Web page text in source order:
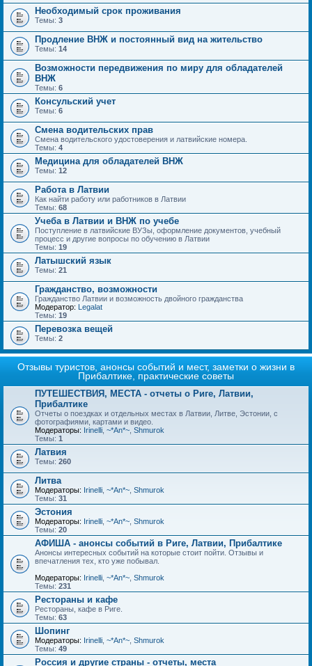
Необходимый срок проживания
Темы: 3
Продление ВНЖ и постоянный вид на жительство
Темы: 14
Возможности передвижения по миру для обладателей
ВНЖ
Темы: 6
Консульский учет
Темы: 6
Смена водительских прав
Смена водительского удостоверения и латвийские номера.
Темы: 4
Медицина для обладателей ВНЖ
Темы: 12
Работа в Латвии
Как найти работу или работников в Латвии
Темы: 68
Учеба в Латвии и ВНЖ по учебе
Поступление в латвийские ВУЗы, оформление документов, учебный
процесс и другие вопросы по обучению в Латвии
Темы: 19
Латышский язык
Темы: 21
Гражданство, возможности
Гражданство Латвии и возможность двойного гражданства
Модератор:
Legalat
Темы: 19
Перевозка вещей
Темы: 2
Отзывы туристов, анонсы событий и мест, заметки о жизни в
Прибалтике, практические советы
ПУТЕШЕСТВИЯ, МЕСТА - отчеты о Риге, Латвии,
Прибалтике
Отчеты о поездках и отдельных местах в Латвии, Литве, Эстонии, с
фотографиями, картами и видео.
Модераторы: Irinelli ~*An*~ Shmurok
Темы: 1
Латвия
Темы: 260
Литва
Модераторы: Irinelli ~*An*~ Shmurok
Темы: 31
Эстония
Модераторы: Irinelli ~*An*~ Shmurok
Темы: 20
АФИША - анонсы событий в Риге, Латвии, Прибалтике
Анонсы интересных событий на которые стоит пойти. Отзывы и
впечатления тех, кто уже побывал.
Модераторы: Irinelli ~*An*~ Shmurok
Темы: 231
Рестораны и кафе
Рестораны, кафе в Риге.
Темы: 63
Шопинг
Модераторы: Irinelli ~*An*~ Shmurok
Темы: 49
Россия и другие страны - отчеты, места